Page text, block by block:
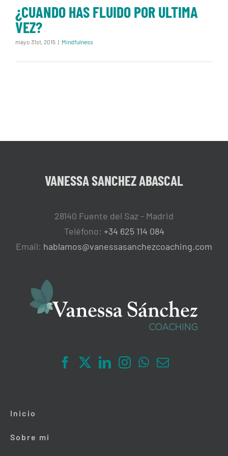
¿CUANDO HAS FLUIDO POR ULTIMA
VEZ?
mayo 31st, 2015 | Mindfulness
VANESSA SANCHEZ ABASCAL
28140 Fuente del Saz - Madrid
Teléfono: +34 625 114 084
Email: hablamos@vanessasanchezcoaching.com
Inicio
Sobre mi